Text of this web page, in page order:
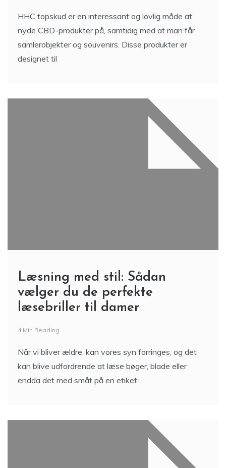
HHC topskud er en interessant og lovlig måde at
nyde CBD-produkter på, samtidig med at man får
samlerobjekter og souvenirs. Disse produkter er
designet til
Læsning med stil: Sådan
vælger du de perfekte
læsebriller til damer
4 Min Reading
Når vi bliver ældre, kan vores syn forringes, og det
kan blive udfordrende at læse bøger, blade eller
endda det med småt på en etiket.